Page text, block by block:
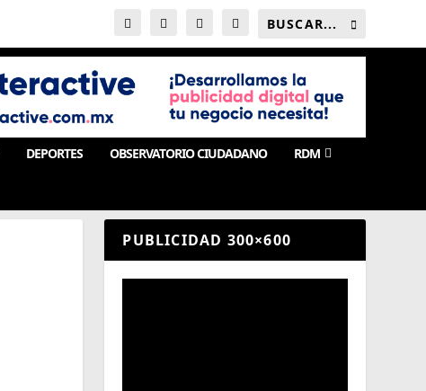
DEPORTES OBSERVATORIO CIUDADANO RDM
PUBLICIDAD 300×600